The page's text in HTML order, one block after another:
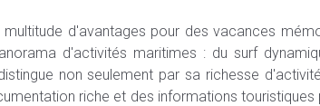
d'avantages pour des vacances
d'activités maritimes : du surf
non seulement par sa richesse
riche et des informations